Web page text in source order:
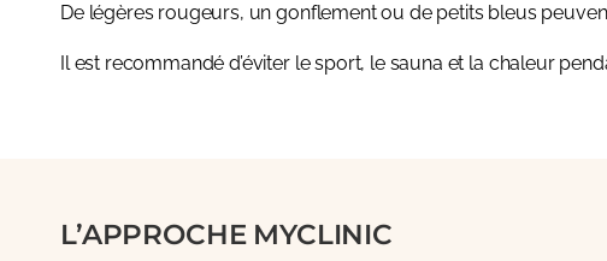
De légères rougeurs, un gonflement ou de petits bleus
Il est recommandé d’éviter le sport, le sauna et la chaleur
L’APPROCHE MYCLINIC